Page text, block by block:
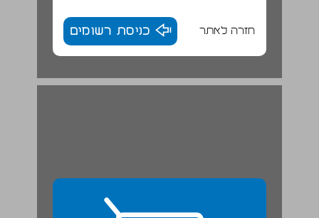
חזרה לאתר כניסת רשומים